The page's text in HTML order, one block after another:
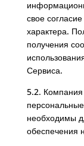
свое
характера.
получения
Сервиса.
5.2. Компания
необходимы
обеспечения